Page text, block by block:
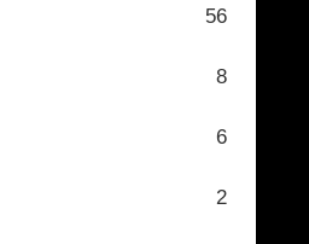
56
8
6
2